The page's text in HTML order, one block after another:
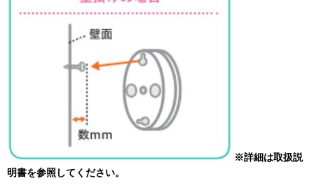
※詳細は取扱説
明書を参照してください。